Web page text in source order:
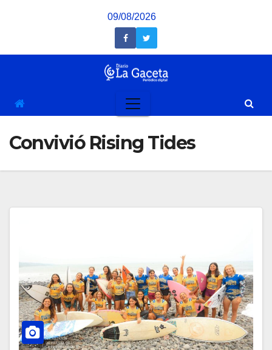
09/08/2026
Convivió Rising Tides